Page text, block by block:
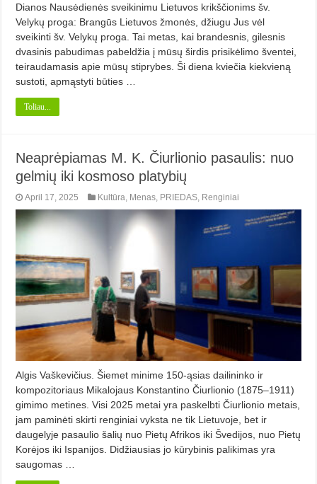
Dianos Nausėdienės sveikinimu Lietuvos krikščionims šv.
Velykų proga: Brangūs Lietuvos žmonės, džiugu Jus vėl
sveikinti šv. Velykų proga. Tai metas, kai brandesnis, gilesnis
dvasinis pabudimas pabeldžia į mūsų širdis prisikėlimo šventei,
teiraudamasis apie mūsų stiprybes. Ši diena kviečia kiekvieną
sustoti, apmąstyti būties …
Toliau...
Neaprėpiamas M. K. Čiurlionio pasaulis: nuo
gelmių iki kosmoso platybių
April 17, 2025 Kultūra Menas PRIEDAS Renginiai
Algis Vaškevičius. Šiemet minime 150-ąsias dailininko ir
kompozitoriaus Mikalojaus Konstantino Čiurlionio (1875–1911)
gimimo metines. Vi­si 2025 metai yra paskelbti Čiurlionio metais,
jam paminėti skirti renginiai vyksta ne tik Lietuvoje, bet ir
daugelyje pasaulio šalių nuo Pietų Afrikos iki Švedijos, nuo Pietų
Korėjos iki Ispanijos. Didžiausias jo kū­rybinis palikimas yra
saugomas …